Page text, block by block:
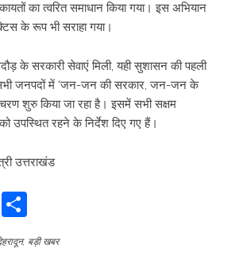
का त्वरित समाधान किया गया। इस अभियान
के रूप भी सराहा गया।
के सरकारी सेवाएं मिली, यही सुशासन की पहली
जनपदों में ‘जन-जन की सरकार, जन-जन के
चरण शुरु किया जा रहा है। इसमें सभी सक्षम
को उपस्थित रहने के निर्देश दिए गए हैं।
उत्तराखंड
WhatsApp
, बड़ी खबर